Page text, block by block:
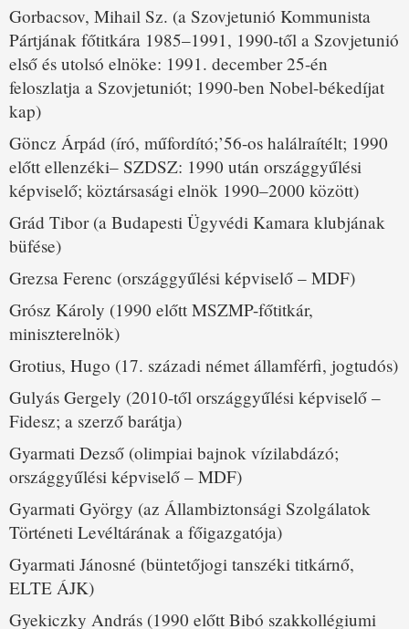
Gorbacsov, Mihail Sz. (a Szovjetunió Kommunista
Pártjának főtitkára 1985–1991, 1990-től a Szovjetunió
első és utolsó elnöke: 1991. december 25-én
feloszlatja a Szovjetuniót; 1990-ben Nobel-békedíjat
kap)
Göncz Árpád (író, műfordító;’56-os halálraítélt; 1990
előtt ellenzéki– SZDSZ: 1990 után országgyűlési
képviselő; köztársasági elnök 1990–2000 között)
Grád Tibor (a Budapesti Ügyvédi Kamara klubjának
büfése)
Grezsa Ferenc (országgyűlési képviselő – MDF)
Grósz Károly (1990 előtt MSZMP-főtitkár,
miniszterelnök)
Grotius, Hugo (17. századi német államférfi, jogtudós)
Gulyás Gergely (2010-től országgyűlési képviselő –
Fidesz; a szerző barátja)
Gyarmati Dezső (olimpiai bajnok vízilabdázó;
országgyűlési képviselő – MDF)
Gyarmati György (az Állambiztonsági Szolgálatok
Történeti Levéltárának a főigazgatója)
Gyarmati Jánosné (büntetőjogi tanszéki titkárnő,
ELTE ÁJK)
Gyekiczky András (1990 előtt Bibó szakkollégiumi